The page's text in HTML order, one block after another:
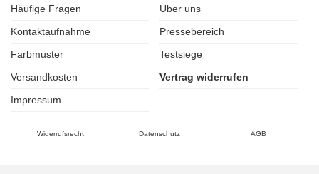
Häufige Fragen
Über uns
Kontaktaufnahme
Pressebereich
Farbmuster
Testsiege
Versandkosten
Vertrag widerrufen
Impressum
Widerrufsrecht Datenschutz AGB